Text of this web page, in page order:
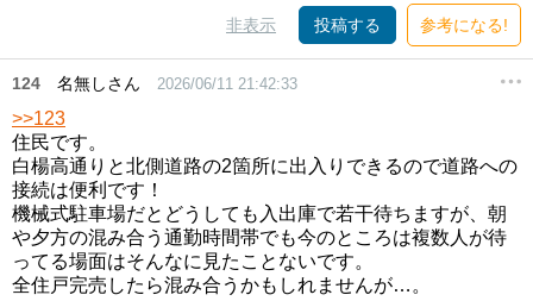
非表示 投稿する 参考になる!
124 名無しさん 2026/06/11 21:42:33
>>123
住民です。
白楊高通りと北側道路の2箇所に出入りできるので道路への
接続は便利です！
機械式駐車場だとどうしても入出庫で若干待ちますが、朝
や夕方の混み合う通勤時間帯でも今のところは複数人が待
ってる場面はそんなに見たことないです。
全住戸完売したら混み合うかもしれませんが…。